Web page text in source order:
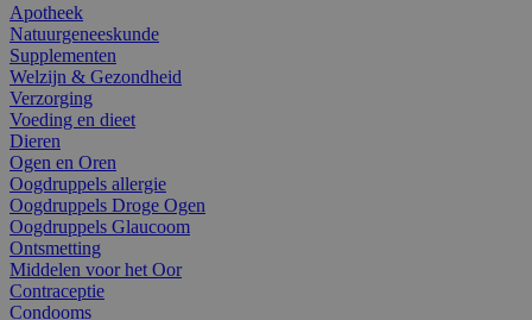
Apotheek
Natuurgeneeskunde
Supplementen
Welzijn & Gezondheid
Verzorging
Voeding en dieet
Dieren
Ogen en Oren
Oogdruppels allergie
Oogdruppels Droge Ogen
Oogdruppels Glaucoom
Ontsmetting
Middelen voor het Oor
Contraceptie
Condooms